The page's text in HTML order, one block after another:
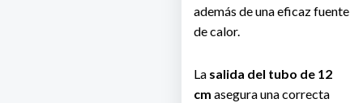
además de una eficaz fuente
de calor.
La salida del tubo de 12
cm asegura una correcta